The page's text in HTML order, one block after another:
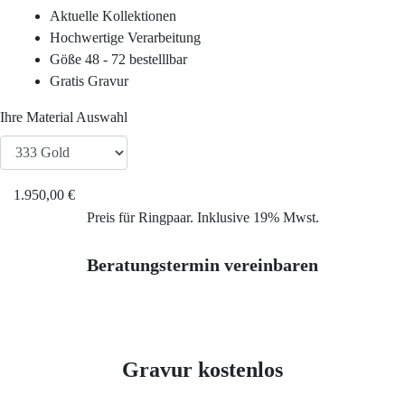
Aktuelle Kollektionen
Hochwertige Verarbeitung
Göße 48 - 72 bestelllbar
Gratis Gravur
Ihre Material Auswahl
1.950,00 €
Preis für Ringpaar. Inklusive 19% Mwst.
Beratungstermin vereinbaren
Gravur kostenlos
Ringgröße ermitteln
Ringgrößen Tabelle
Trauring-Etui kostenlos
Kostenlose Gravur
Kontakt
Datenschutzerklärung